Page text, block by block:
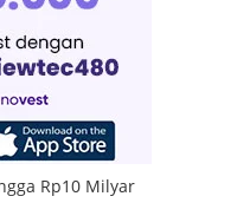
Rp10 Milyar